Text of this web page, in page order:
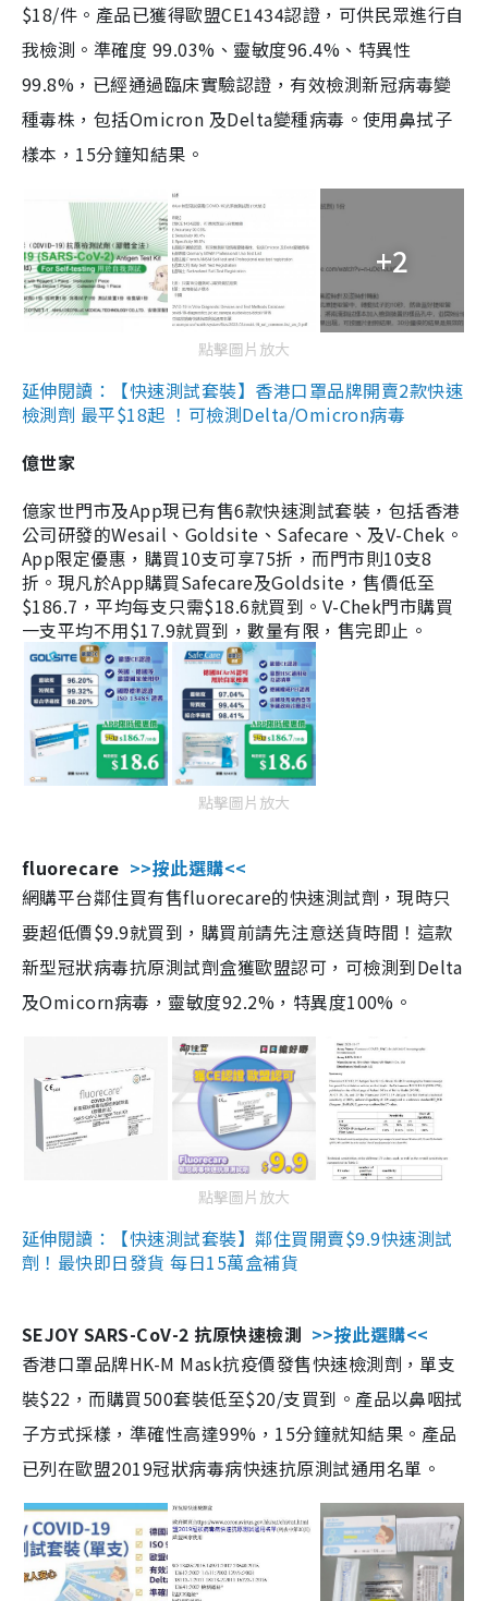
$18/件。產品已獲得歐盟CE1434認證，可供民眾進行自
我檢測。準確度 99.03%、靈敏度96.4%、特異性
99.8%，已經通過臨床實驗認證，有效檢測新冠病毒變
種毒株，包括Omicron 及Delta變種病毒。使用鼻拭子
樣本，15分鐘知結果。
+2
點擊圖片放大
延伸閱讀：【快速測試套裝】香港口罩品牌開賣2款快速
檢測劑 最平$18起 ！可檢測Delta/Omicron病毒
億世家
億家世門市及App現已有售6款快速測試套裝，包括香港
公司研發的Wesail、Goldsite、Safecare、及V-Chek。
App限定優惠，購買10支可享75折，而門市則10支8
折。現凡於App購買Safecare及Goldsite，售價低至
$186.7，平均每支只需$18.6就買到。V-Chek門市購買
一支平均不用$17.9就買到，數量有限，售完即止。
點擊圖片放大
fluorecare >>按此選購<<
網購平台鄰住買有售fluorecare的快速測試劑，現時只
要超低價$9.9就買到，購買前請先注意送貨時間！這款
新型冠狀病毒抗原測試劑盒獲歐盟認可，可檢測到Delta
及Omicorn病毒，靈敏度92.2%，特異度100%。
點擊圖片放大
延伸閱讀：【快速測試套裝】鄰住買開賣$9.9快速測試
劑！最快即日發貨 每日15萬盒補貨
SEJOY SARS-CoV-2 抗原快速檢測 >>按此選購<<
香港口罩品牌HK-M Mask抗疫價發售快速檢測劑，單支
裝$22，而購買500套裝低至$20/支買到。產品以鼻咽拭
子方式採樣，準確性高達99%，15分鐘就知結果。產品
已列在歐盟2019冠狀病毒病快速抗原測試通用名單。